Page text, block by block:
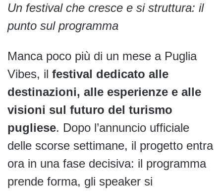
Un festival che cresce e si struttura: il
punto sul programma
Manca poco più di un mese a Puglia
Vibes, il festival dedicato alle
destinazioni, alle esperienze e alle
visioni sul futuro del turismo
pugliese. Dopo l’annuncio ufficiale
delle scorse settimane, il progetto entra
ora in una fase decisiva: il programma
prende forma, gli speaker si